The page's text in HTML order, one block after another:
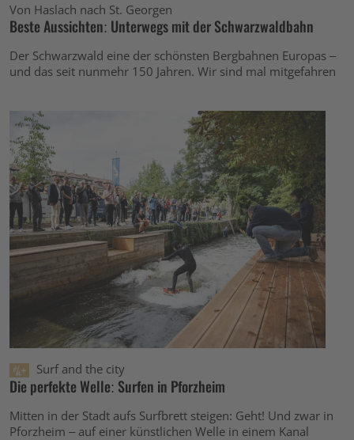
Von Haslach nach St. Georgen
Beste Aussichten: Unterwegs mit der Schwarzwaldbahn
Der Schwarzwald eine der schönsten Bergbahnen Europas –
und das seit nunmehr 150 Jahren. Wir sind mal mitgefahren
Surf and the city
Die perfekte Welle: Surfen in Pforzheim
Mitten in der Stadt aufs Surfbrett steigen: Geht! Und zwar in
Pforzheim – auf einer künstlichen Welle in einem Kanal